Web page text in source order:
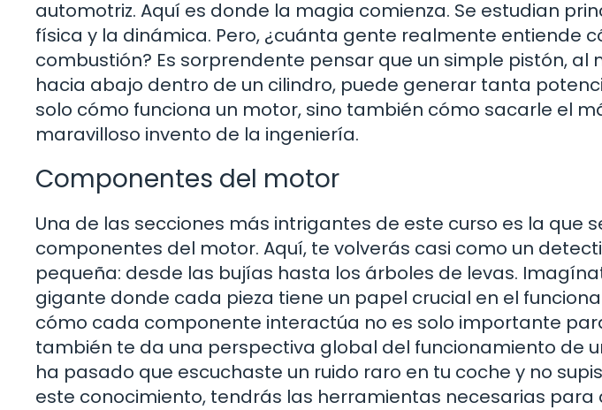
automotriz. Aquí es donde la magia comienza. Se estudian
física y la dinámica. Pero, ¿cuánta gente realmente entiende
combustión? Es sorprendente pensar que un simple pistón, al
hacia abajo dentro de un cilindro, puede generar tanta
solo cómo funciona un motor, sino también cómo sacarle el
maravilloso invento de la ingeniería.
Componentes del motor
Una de las secciones más intrigantes de este curso es la que
componentes del motor. Aquí, te volverás casi como un
pequeña: desde las bujías hasta los árboles de levas.
gigante donde cada pieza tiene un papel crucial en el
cómo cada componente interactúa no es solo importante
también te da una perspectiva global del funcionamiento de
ha pasado que escuchaste un ruido raro en tu coche y no
este conocimiento, tendrás las herramientas necesarias para